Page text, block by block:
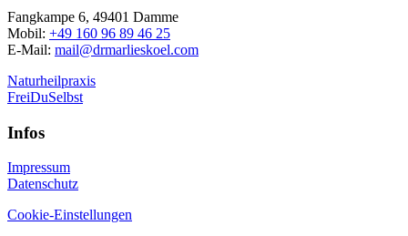
Fangkampe 6, 49401 Damme
Mobil: +49 160 96 89 46 25
E-Mail: mail@drmarlieskoel.com
Naturheilpraxis
FreiDuSelbst
Infos
Impressum
Datenschutz
Cookie-Einstellungen